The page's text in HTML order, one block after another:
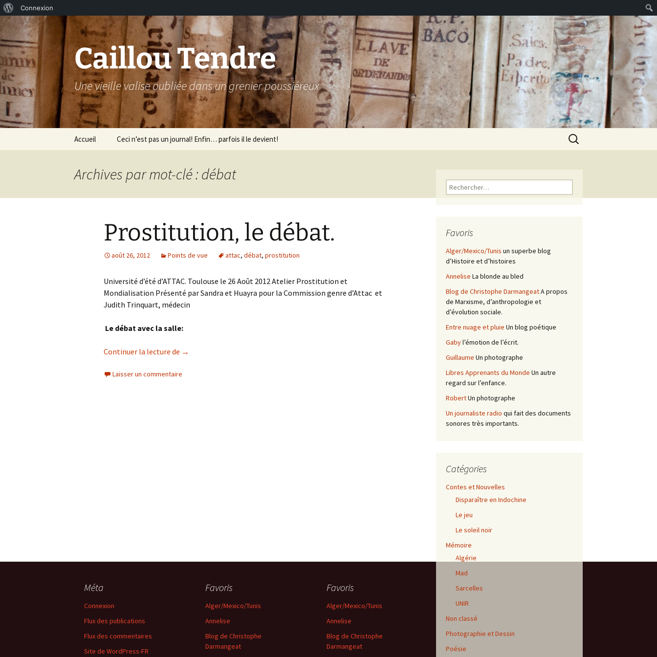
propos
de
WordPress
Connexion
Aller
au
contenu
Caillou Tendre
Une vieille valise oubliée dans un grenier poussiéreux
Accueil Ceci n’est pas un journal! Enfin… parfois il le devient!
Rechercher :
Archives par mot-clé : débat
Prostitution, le débat.
août 26, 2012 Points de vue attac, débat, prostitution
Université d’été d’ATTAC. Toulouse le 26 Août 2012 Atelier Prostitution et
Mondialisation Présenté par Sandra et Huayra pour la Commission genre d’Attac et
Judith Trinquart, médecin
Le débat avec la salle:
Continuer la lecture de Prostitution, le débat.
→
Laisser un commentaire
Rechercher :
Favoris
Alger/Mexico/Tunis un superbe blog
d’Histoire et d’histoires
Annelise La blonde au bled
Blog de Christophe DarmangeatA propos
de Marxisme, d’anthropologie et
d’évolution sociale.
Entre nuage et pluie Un blog poétique
Gabyl’émotion de l’écrit.
Guillaume Un photographe
Libres Apprenants du Monde Un autre
regard sur l’enfance.
RobertUn photographe
Un journaliste radio qui fait des documents
sonores très importants.
Catégories
Contes et Nouvelles
Disparaître en Indochine
Le jeu
Le soleil noir
Mémoire
Algérie
Mad
Sarcelles
UNIR
Non classé
Photographie et Dessin
Poésie
Méta
Connexion
Flux des publications
Flux des commentaires
Site de WordPress-FR
Favoris
Alger/Mexico/Tunis
Annelise
Blog de Christophe
Darmangeat
Favoris
Alger/Mexico/Tunis
Annelise
Blog de Christophe
Darmangeat